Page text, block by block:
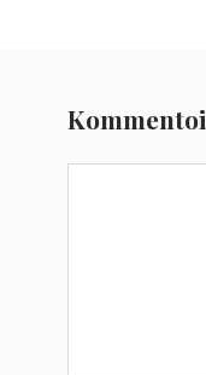
Kommentoi